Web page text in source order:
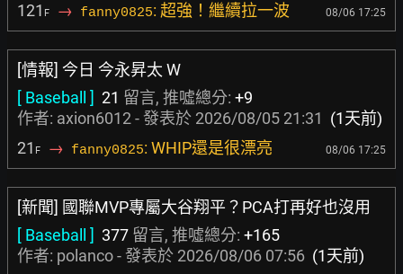
121 F → fanny0825: 超強！繼續拉一波 08/06 17:25
[情報] 今日 今永昇太 W
[ Baseball ] 21 留言, 推噓總分: +9
作者: axion6012 - 發表於 2026/08/05 21:31 (1天前)
21 F → fanny0825: WHIP還是很漂亮 08/06 17:25
[新聞] 國聯MVP專屬大谷翔平？PCA打再好也沒用
[ Baseball ] 377 留言, 推噓總分: +165
作者: polanco- 發表於 2026/08/06 07:56 (1天前)